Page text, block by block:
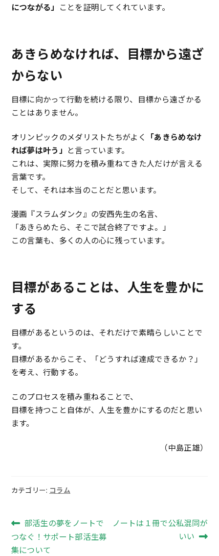
につながる」 ことを証明してくれています。
あきらめなければ、目標から遠ざ
からない
目標に向かって行動を続ける限り、目標から遠ざかる
ことはありません。
オリンピックのメダリストたちがよく
「あきらめなけ
れば夢は叶う」 と言っています。
これは、実際に努力を積み重ねてきた人だけが言える
言葉です。
そして、それは本当のことだと思います。
漫画『スラムダンク』の安西先生の名言、
「あきらめたら、そこで試合終了ですよ。」
この言葉も、多くの人の心に残っています。
目標があることは、人生を豊かに
する
目標があるというのは、それだけで素晴らしいことで
す。
目標があるからこそ、「どうすれば達成できるか？」
を考え、行動する。
このプロセスを積み重ねることで、
目標を持つこと自体が、人生を豊かにするのだと思い
ます。
（中島正雄）
カテゴリー: コラム
投
稿
前
の
投
部活生の夢をノートで
つなぐ！サポート部活生募
集について
次
ノートは１冊で公私混同が
いい